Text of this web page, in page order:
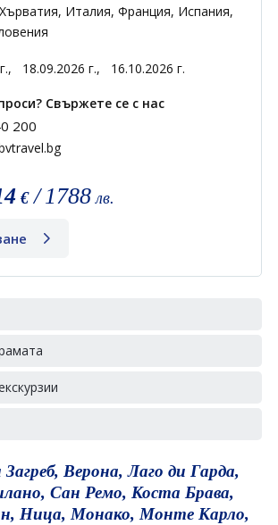
Италия, Франция, Испания,
18.09.2026 г., 16.10.2026 г.
Свържете се с нас
200
€/1788 лв.
Верона, Лаго ди Гарда,
Сан Ремо, Коста Брава,
Ница, Монако, Монте Карло,